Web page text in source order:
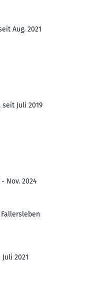
Aug. 2021
seit Juli 2019
Nov. 2024
2021